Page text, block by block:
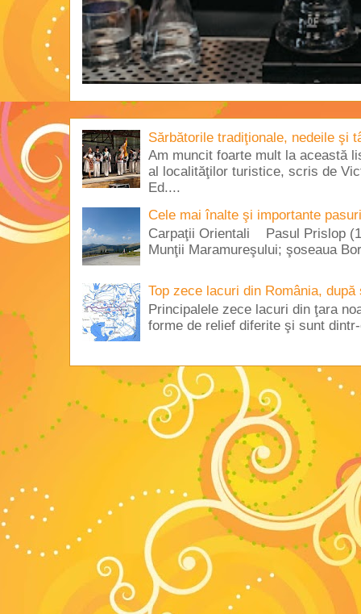
Sărbătorile tradiţionale, nedeile şi
Am muncit foarte mult la această
al localităţilor turistice, scris de
Ed....
Cele mai înalte şi importante
Carpaţii Orientali Pasul Prislop
Munţii Maramureşului; şoseaua
Top zece lacuri din România, după
Principalele zece lacuri din ţara
forme de relief diferite şi sunt